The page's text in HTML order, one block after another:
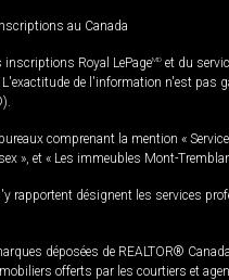
au Canada
Royal LePageMD et du
de l'information n'est pas
comprenant la mention «
», et « Les immeubles Mont-
désignent les services
déposées de REALTOR®
offerts par les courtiers et